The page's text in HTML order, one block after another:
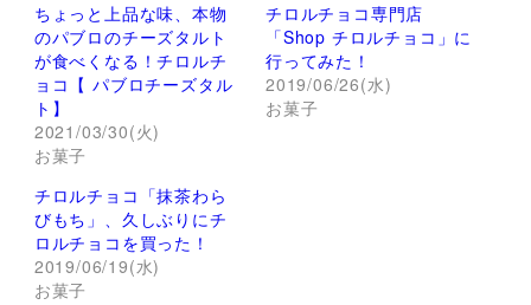
i
t
t
e
r
で
共
有
(
新
し
ウ
ィ
ン
ド
ウ
で
開
で
共
有
す
る
に
ク
リ
て
く
だ
さ
い
(
ちょっと上品な味、本物
のパブロのチーズタルト
が食べくなる！チロルチ
ョコ【 パブロチーズタル
ト】
2021/03/30(火)
お菓子
チロルチョコ専門店
「Shop チロルチョコ」に
行ってみた！
2019/06/26(水)
お菓子
チロルチョコ「抹茶わら
びもち」、久しぶりにチ
ロルチョコを買った！
2019/06/19(水)
お菓子